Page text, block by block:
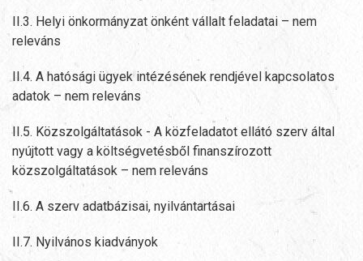
II.3. Helyi önkormányzat önként vállalt feladatai – nem
releváns
II.4. A hatósági ügyek intézésének rendjével kapcsolatos
adatok – nem releváns
II.5. Közszolgáltatások - A közfeladatot ellátó szerv által
nyújtott vagy a költségvetésből finanszírozott
közszolgáltatások – nem releváns
II.6. A szerv adatbázisai, nyilvántartásai
II.7. Nyilvános kiadványok